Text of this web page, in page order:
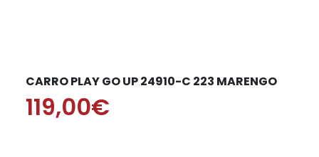
CARRO PLAY GO UP 24910-C 223 MARENGO
119,00€